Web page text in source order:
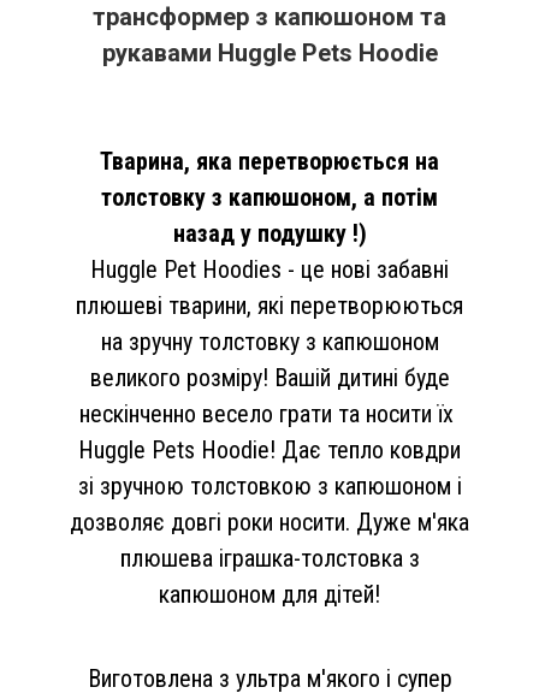
трансформер з капюшоном та
рукавами Huggle Pets Hoodie
Тварина, яка перетворюється на
толстовку з капюшоном, а потім
назад у подушку !)
Huggle Pet Hoodies - це нові забавні
плюшеві тварини, які перетворюються
на зручну толстовку з капюшоном
великого розміру! Вашій дитині буде
нескінченно весело грати та носити їх
Huggle Pets Hoodie! Дає тепло ковдри
зі зручною толстовкою з капюшоном і
дозволяє довгі роки носити. Дуже м'яка
плюшева іграшка-толстовка з
капюшоном для дітей!
Виготовлена з ультра м'якого і супер